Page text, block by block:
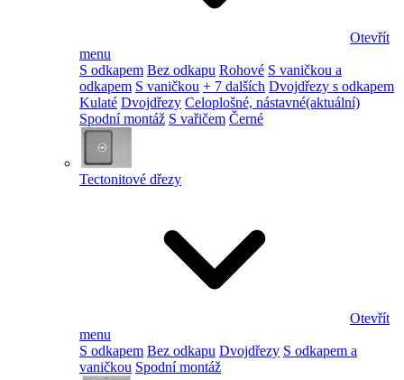
Otevřít
menu
S odkapem Bez odkapu Rohové S vaničkou a
odkapem S vaničkou + 7 dalších Dvojdřezy s odkapem
Kulaté Dvojdřezy Celoplošné, nástavné(aktuální)
Spodní montáž S vařičem Černé
Tectonitové dřezy
Otevřít
menu
S odkapem Bez odkapu Dvojdřezy S odkapem a
vaničkou Spodní montáž